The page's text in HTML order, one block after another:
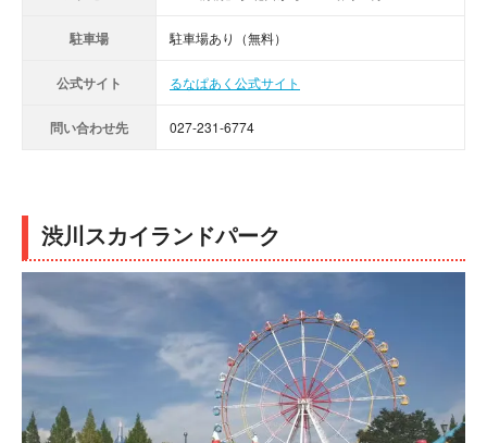
駐車場 駐車場あり（無料）
公式サイト るなぱあく公式サイト
問い合わせ先 027-231-6774
渋川スカイランドパーク